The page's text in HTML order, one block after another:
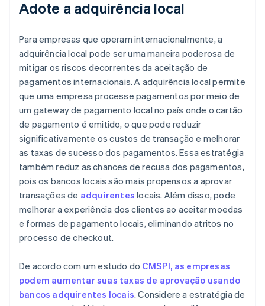
Adote a adquirência local
Para empresas que operam internacionalmente, a
adquirência local pode ser uma maneira poderosa de
mitigar os riscos decorrentes da aceitação de
pagamentos internacionais. A adquirência local permite
que uma empresa processe pagamentos por meio de
um gateway de pagamento local no país onde o cartão
de pagamento é emitido, o que pode reduzir
significativamente os custos de transação e melhorar
as taxas de sucesso dos pagamentos. Essa estratégia
também reduz as chances de recusa dos pagamentos,
pois os bancos locais são mais propensos a aprovar
transações de adquirentes locais. Além disso, pode
melhorar a experiência dos clientes ao aceitar moedas
e formas de pagamento locais, eliminando atritos no
processo de checkout.
De acordo com um estudo do CMSPI, as empresas
podem aumentar suas taxas de aprovação usando
bancos adquirentes locais. Considere a estratégia de